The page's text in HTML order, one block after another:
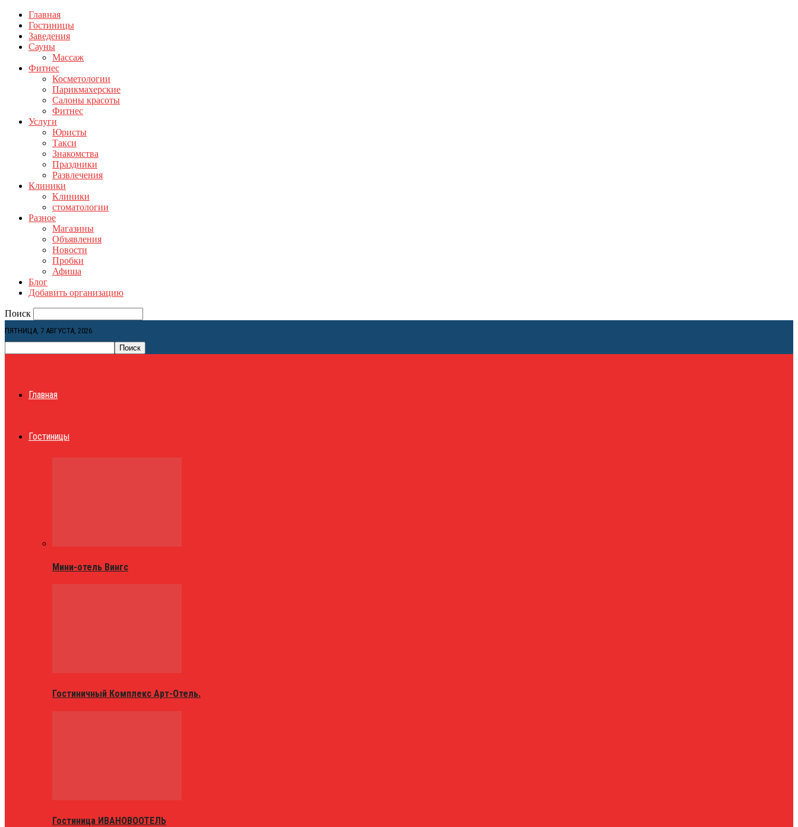
Главная
Гостиницы
Заведения
Сауны
Массаж
Фитнес
Косметологии
Парикмахерские
Салоны красоты
Фитнес
Услуги
Юристы
Такси
Знакомства
Праздники
Развлечения
Клиники
Клиники
стоматологии
Разное
Магазины
Объявления
Новости
Пробки
Афиша
Блог
Добавить организацию
Поиск
ПЯТНИЦА, 7 АВГУСТА, 2026
Главная
Гостиницы
Мини-отель Вингс
Гостиничный Комплекс Арт-Отель.
Гостиница ИВАНОВООТЕЛЬ